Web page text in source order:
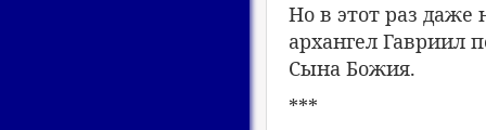
Но в этот раз даже
архангел Гавриил
Сына Божия.
***